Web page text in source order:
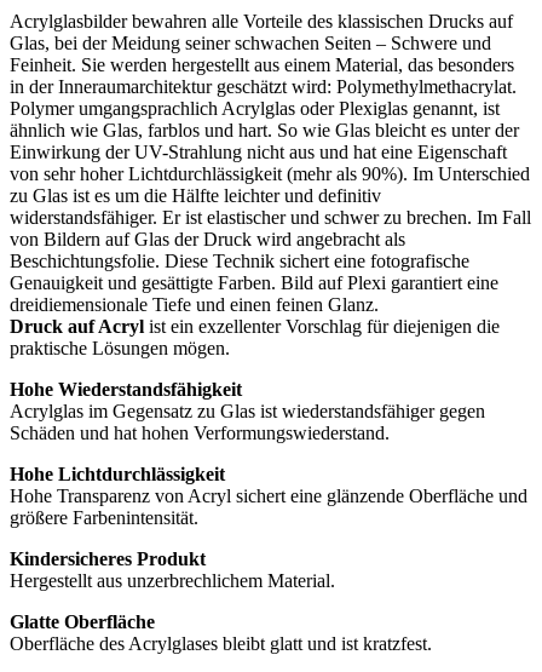
Acrylglasbilder bewahren alle Vorteile des klassischen Drucks auf
Glas, bei der Meidung seiner schwachen Seiten – Schwere und
Feinheit. Sie werden hergestellt aus einem Material, das besonders
in der Inneraumarchitektur geschätzt wird: Polymethylmethacrylat.
Polymer umgangsprachlich Acrylglas oder Plexiglas genannt, ist
ähnlich wie Glas, farblos und hart. So wie Glas bleicht es unter der
Einwirkung der UV-Strahlung nicht aus und hat eine Eigenschaft
von sehr hoher Lichtdurchlässigkeit (mehr als 90%). Im Unterschied
zu Glas ist es um die Hälfte leichter und definitiv
widerstandsfähiger. Er ist elastischer und schwer zu brechen. Im Fall
von Bildern auf Glas der Druck wird angebracht als
Beschichtungsfolie. Diese Technik sichert eine fotografische
Genauigkeit und gesättigte Farben. Bild auf Plexi garantiert eine
dreidiemensionale Tiefe und einen feinen Glanz.
Druck auf Acryl ist ein exzellenter Vorschlag für diejenigen die
praktische Lösungen mögen.
Hohe Wiederstandsfähigkeit
Acrylglas im Gegensatz zu Glas ist wiederstandsfähiger gegen
Schäden und hat hohen Verformungswiederstand.
Hohe Lichtdurchlässigkeit
Hohe Transparenz von Acryl sichert eine glänzende Oberfläche und
größere Farbenintensität.
Kindersicheres Produkt
Hergestellt aus unzerbrechlichem Material.
Glatte Oberfläche
Oberfläche des Acrylglases bleibt glatt und ist kratzfest.